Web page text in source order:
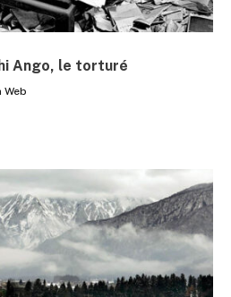
Ango, le torturé
Web